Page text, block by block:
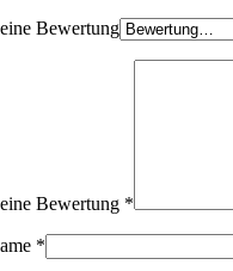
Bewertung
Bewertung *
*